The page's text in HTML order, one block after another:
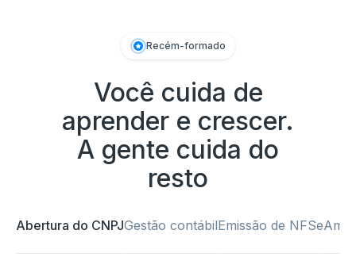
Recém-formado
Você cuida de
aprender e crescer.
A gente cuida do
resto
Abertura do CNPJGestão contábilEmissão de NFSe